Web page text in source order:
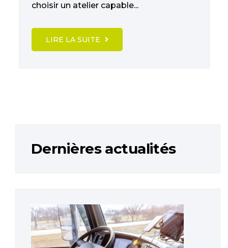
choisir un atelier capable...
LIRE LA SUITE
Dernières actualités